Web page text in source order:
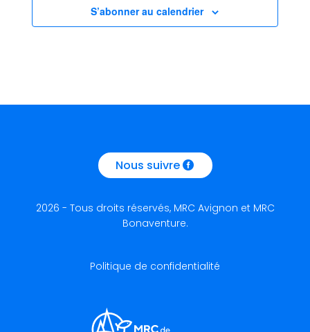
S’abonner au calendrier
Nous suivre
2026 - Tous droits réservés, MRC Avignon et MRC
Bonaventure.
Politique de confidentialité